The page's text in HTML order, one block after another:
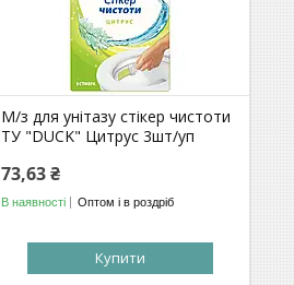
М/з для унітазу стікер чистоти
ТУ "DUCK" Цитрус 3шт/уп
73,63 ₴
В наявності Оптом і в роздріб
Купити